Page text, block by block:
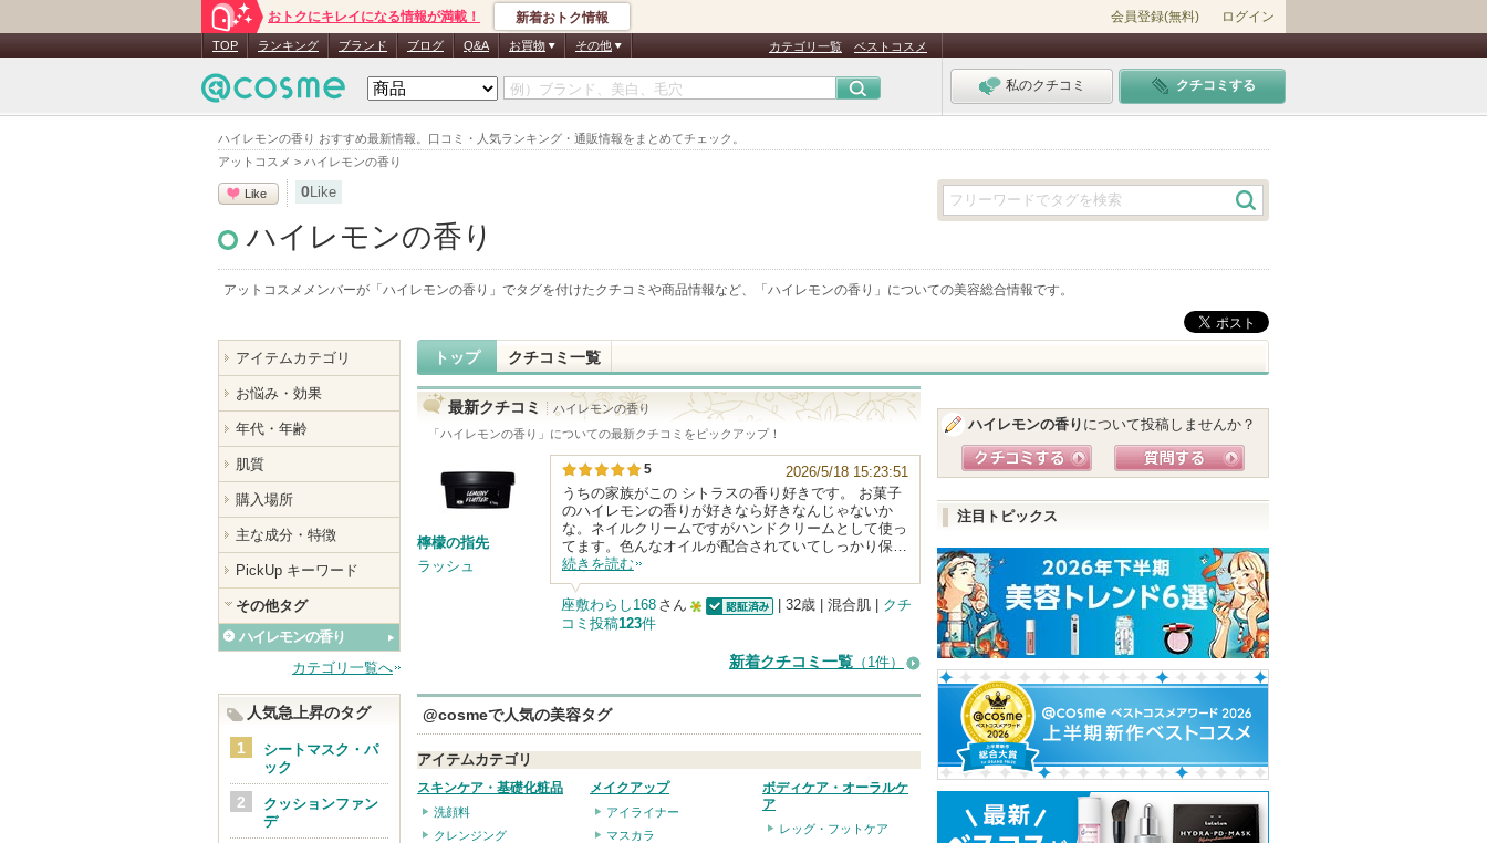
ハイレモンの香り おすすめ最新情報。口コミ・人気ランキング・通販情報をまとめてチェック。
アットコスメ > ハイレモンの香り
おトクにキレイになる情報が満載！ 新着おトク情報 会員登録(無料) ログイン
TOP ランキング ブランド ブログ Q&A お買物 その他 カテゴリ一覧 ベストコスメ
私のクチコミ クチコミする
Like 0Like
ハイレモンの香り
アットコスメメンバーが「 ハイレモンの香り 」でタグを付けたクチコミや商品情報など、「 ハイレモンの香り 」についての美容総合情報です。
トップ クチコミ一覧
最新クチコミ
ハイレモンの香り
「ハイレモンの香り 」についての最新クチコミをピックアップ！
檸檬の指先
ラッシュ
5
2026/5/18 15:23:51
うちの家族がこの シトラスの香り好きです。 お菓子
のハイレモンの香りが好きなら好きなんじゃないか
な。ネイルクリームですがハンドクリームとして使っ
てます。色んなオイルが配合されていてしっかり保…
続きを読む
座敷わらし168 さん
の
メ
| 32歳 | 混合肌 | クチ
コミ投稿123件
新着クチコミ一覧 （1件）
@cosmeで人気の美容タグ
アイテムカテゴリ
スキンケア・基礎化粧品
洗顔料
クレンジング
メイクアップ
アイライナー
マスカラ
ボディケア・オーラルケ
ア
レッグ・フットケア
ハイレモンの香り について投稿しませんか？
注目トピックス
アイテムカテゴリ
お悩み・効果
年代・年齢
肌質
購入場所
主な成分・特徴
PickUp キーワード
その他タグ
ハイレモンの香り
カテゴリ一覧へ
人気急上昇のタグ
シートマスク・パ
ック
クッションファン
デ